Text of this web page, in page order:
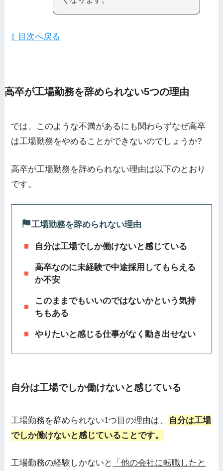
⇧ 目次へ戻る
高卒が工場勤務を辞められない5つの理由
では、このような不満があるにも関わらずなぜ高卒
は工場勤務をやめることができないのでしょうか?
高卒が工場勤務を辞められない理由は以下のとおり
です。
工場勤務を辞められない理由
自分は工場でしか働けないと感じている
高卒なのに未経験で中途採用してもらえる
か不安
このままでもいいのではないかという気持
ちもある
やりたいと感じる仕事がなく動き出せない
自分は工場でしか働けないと感じている
工場勤務を辞められない1つ目の理由は、
自分は工場
でしか働けないと感じていることです。
工場勤務の経験しかないと 「他の会社に転職したと